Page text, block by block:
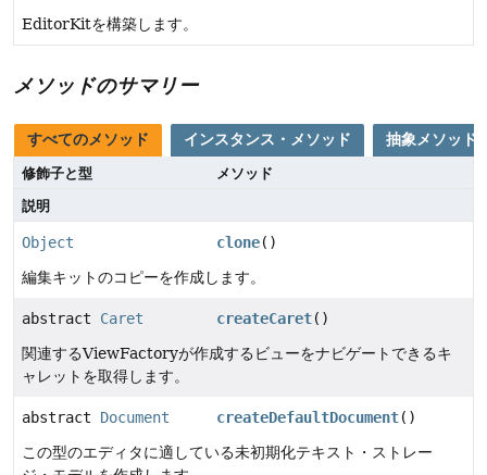
EditorKitを構築します。
メソッドのサマリー
すべてのメソッド インスタンス・メソッド 抽象メソッド
修飾子と型
メソッド
説明
Object clone()
編集キットのコピーを作成します。
abstract Caret createCaret()
関連するViewFactoryが作成するビューをナビゲートできるキ
ャレットを取得します。
abstract Document createDefaultDocument()
この型のエディタに適している未初期化テキスト・ストレー